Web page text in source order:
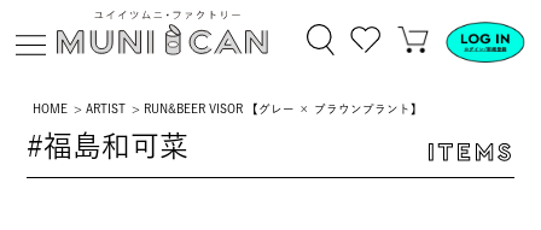
HOME ARTIST RUN&BEER VISOR 【グレー × ブラウンプラント】
#福島和可菜 ITEMS